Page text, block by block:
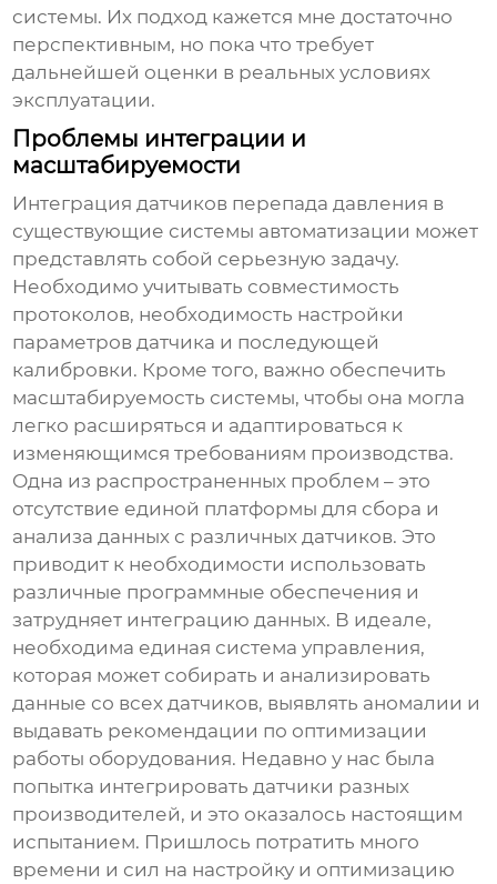
системы. Их подход кажется мне достаточно
перспективным, но пока что требует
дальнейшей оценки в реальных условиях
эксплуатации.
Проблемы интеграции и
масштабируемости
Интеграция датчиков перепада давления в
существующие системы автоматизации может
представлять собой серьезную задачу.
Необходимо учитывать совместимость
протоколов, необходимость настройки
параметров датчика и последующей
калибровки. Кроме того, важно обеспечить
масштабируемость системы, чтобы она могла
легко расширяться и адаптироваться к
изменяющимся требованиям производства.
Одна из распространенных проблем – это
отсутствие единой платформы для сбора и
анализа данных с различных датчиков. Это
приводит к необходимости использовать
различные программные обеспечения и
затрудняет интеграцию данных. В идеале,
необходима единая система управления,
которая может собирать и анализировать
данные со всех датчиков, выявлять аномалии и
выдавать рекомендации по оптимизации
работы оборудования. Недавно у нас была
попытка интегрировать датчики разных
производителей, и это оказалось настоящим
испытанием. Пришлось потратить много
времени и сил на настройку и оптимизацию